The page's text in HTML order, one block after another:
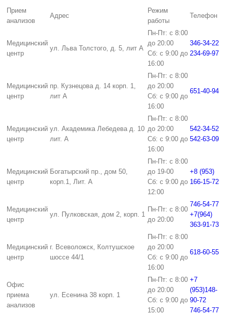
Прием
анализов
Адрес
Режим
работы
Телефон
Медицинский
центр
ул. Льва Толстого, д. 5, лит А
Пн-Пт: с 8:00
до 20:00
Сб: с 9:00 до
16:00
346-34-22
234-69-97
Медицинский
центр
пр. Кузнецова д. 14 корп. 1,
лит А
Пн-Пт: с 8:00
до 20:00
Сб: с 9:00 до
16:00
651-40-94
Медицинский
центр
ул. Академика Лебедева д. 10
лит. А
Пн-Пт: с 8:00
до 20:00
Сб: с 9:00 до
16:00
542-34-52
542-63-09
Медицинский
центр
Богатырский пр., дом 50,
корп.1, Лит. А
Пн-Пт: с 8:00
до 19-00
Сб: с 9:00 до
12:00
+8 (953)
166-15-72
Медицинский
центр
ул. Пулковская, дом 2, корп. 1
Пн-Пт: с 8:00
до 20:00
746-54-77
+7(964)
363-91-73
Медицинский
центр
г. Всеволожск, Колтушское
шоссе 44/1
Пн-Пт: с 8:00
до 20:00
Сб: с 9:00 до
16:00
618-60-55
Офис
приема
анализов
ул. Есенина 38 корп. 1
Пн-Пт: с 8:00
до 20:00
Сб: с 9:00 до
15:00
+7
(953)148-
90-72
746-54-77